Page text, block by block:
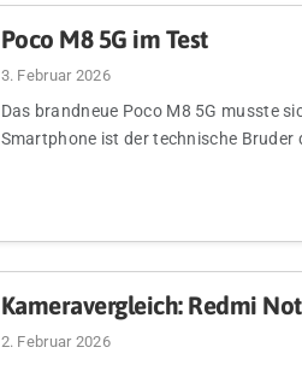
Poco M8 5G im Test
3. Februar 2026
Das brandneue Poco M8 5G musste
Smartphone ist der technische Bruder
Kameravergleich: Redmi
2. Februar 2026